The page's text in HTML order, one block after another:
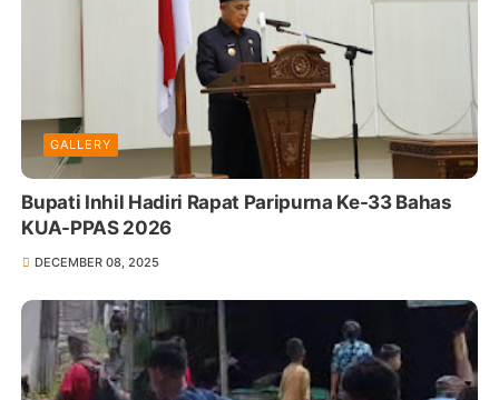
GALLERY
Bupati Inhil Hadiri Rapat Paripurna Ke-33 Bahas
KUA-PPAS 2026
DECEMBER 08, 2025